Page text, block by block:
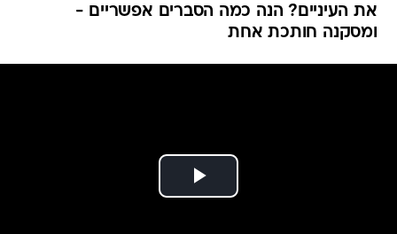
את העיניים? הנה כמה הסברים אפשריים -
ומסקנה חותכת אחת